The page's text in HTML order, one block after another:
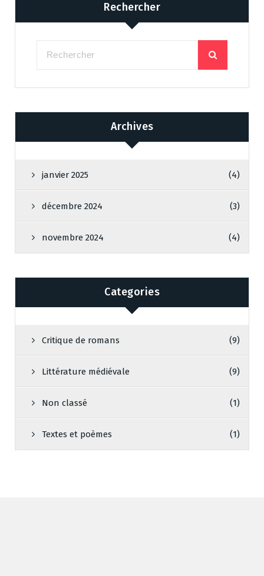
Rechercher
Archives
janvier 2025 (4)
décembre 2024 (3)
novembre 2024 (4)
Categories
Critique de romans (9)
Littérature médiévale (9)
Non classé (1)
Textes et poèmes (1)